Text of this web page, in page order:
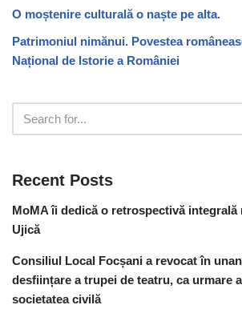
O moștenire culturală o naște pe alta.
Patrimoniul nimănui. Povestea
Național de Istorie a României
Recent Posts
MoMA îi dedică o retrospectivă
Ujică
Consiliul Local Focșani a revocat în
desființare a trupei de teatru, ca urmare
societatea civilă